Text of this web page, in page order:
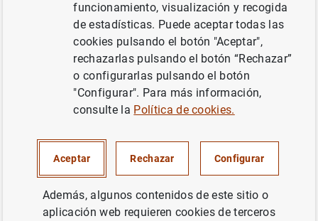
solvencia del sector bancario
español
SISTEMA MONETARIO Y FINANCIERO
SISTEMA MONETARIO Y FINANCIERO
SUPERVISIÓN PRUDENCIAL, MUS
funcionamiento, visualización y recogida
de estadísticas. Puede aceptar todas las
cookies pulsando el botón "Aceptar",
rechazarlas pulsando el botón “Rechazar”
o configurarlas pulsando el botón
"Configurar". Para más información,
consulte la Política de cookies.
Aceptar Rechazar Configurar
Además, algunos contenidos de este sitio o
aplicación web requieren cookies de terceros